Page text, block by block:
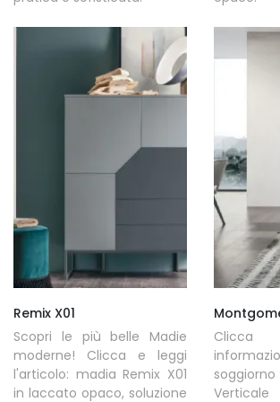
Remix X01
Scopri le più belle Madie
moderne! Clicca e leggi
l'articolo: madia Remix X01
in laccato opaco, soluzione
Verticale